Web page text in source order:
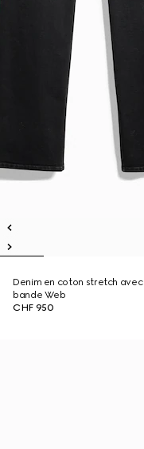
Denim en coton stretch avec
bande Web
CHF 950